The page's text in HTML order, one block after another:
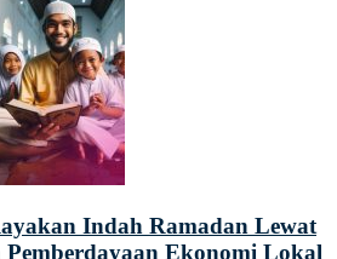
Indah Ramadan Lewat
Pemberdayaan Ekonomi Lokal